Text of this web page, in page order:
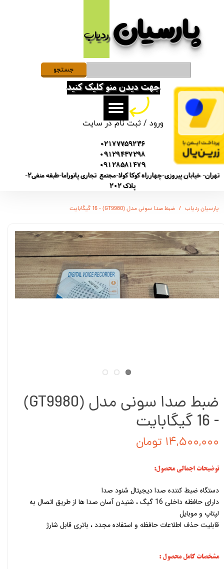
پارسیان​​​​​​​ردیاب
ورود /ثبت نام در سایت
حساب کاربری من
تغییر گذر واژه
سفارشات
خروج از حساب کاربری
02177759236
09129437298
09128581479
تهران- خیابان پیروزی-چهارراه کوکا کولا-مجتمع تجاری پانوراما-طبقه منفی2-
پلاک 202
جهت دیدن منو کلیک کنید
جستجو
پارسیان ردیاب ضبط صدا سونی مدل (GT9980) - 16 گیگابایت
ضبط صدا سونی مدل (GT9980)
- 16 گیگابایت
۱۴,۵۰۰,۰۰۰ تومان
توضیحات اجمالی محصول:
دستگاه ضبط کننده صدا دیجیتال شنود صدا
دارای حافظه داخلی 16 گیگ ، شنیدن آسان صدا ها از طریق اتصال به
لپتاپ و موبایل
قابلیت حذف اطلاعات حافظه و استفاده مجدد ، باتری قابل شارژ
مشخصات کامل محصول :